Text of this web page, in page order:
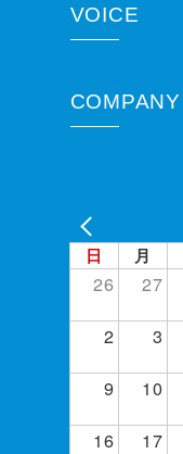
VOICE
COMPANY
日 月
26 27
2
3
9 10
16
17